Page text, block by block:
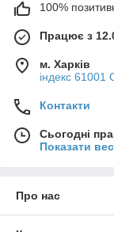
100%
Працює з
м. Харків
індекс 61001
Контакти
Сьогодні
Показати
Про нас